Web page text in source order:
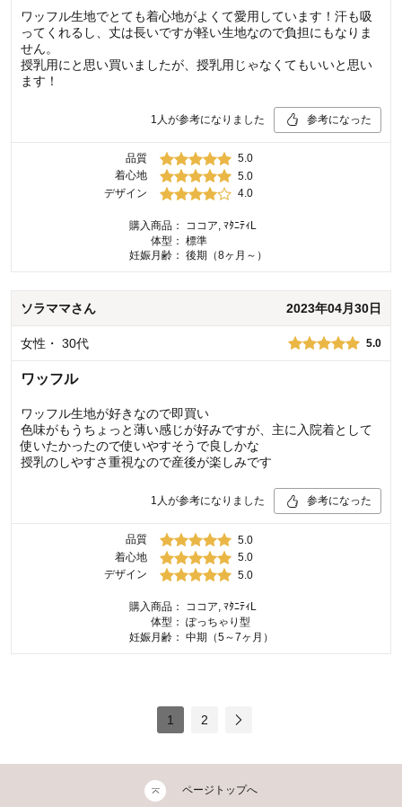
ワッフル生地でとても着心地がよくて愛用しています！汗も吸
ってくれるし、丈は長いですが軽い生地なので負担にもなりま
せん。
授乳用にと思い買いましたが、授乳用じゃなくてもいいと思い
ます！
1 人が参考になりました 参考になった
品質
5.0
着心地
5.0
デザイン
4.0
購入商品：
ココア, ﾏﾀﾆﾃｨL
体型： 標準
妊娠月齢： 後期（8ヶ月～）
ソラママさん 2023年04月30日
女性 ・ 30代 5.0
ワッフル
ワッフル生地が好きなので即買い
色味がもうちょっと薄い感じが好みですが、主に入院着として
使いたかったので使いやすそうで良しかな
授乳のしやすさ重視なので産後が楽しみです
1 人が参考になりました 参考になった
品質
5.0
着心地
5.0
デザイン
5.0
購入商品：
ココア, ﾏﾀﾆﾃｨL
体型： ぽっちゃり型
妊娠月齢： 中期（5～7ヶ月）
1 2
ページトップへ